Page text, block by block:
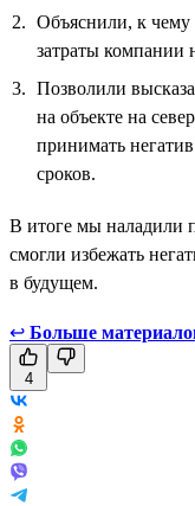
Объяснили, к чему
затраты компании
Позволили
на объекте на
принимать
сроков.
В итоге мы наладили
смогли избежать
в будущем.
↩ Больше
4